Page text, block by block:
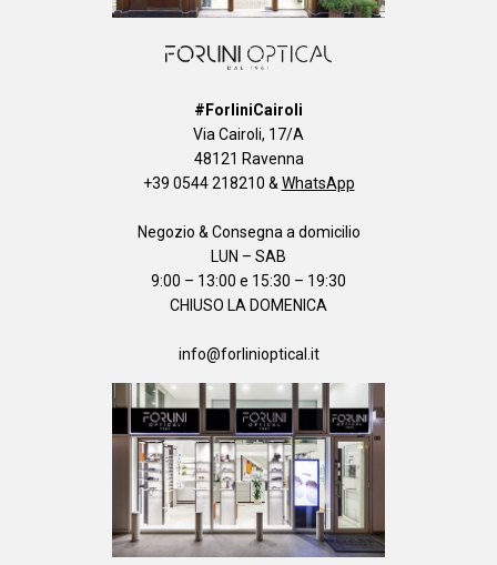
#ForliniCairoli
Via Cairoli, 17/A
48121 Ravenna
+39 0544 218210 & WhatsApp
Negozio & Consegna a domicilio
LUN – SAB
9:00 – 13:00 e 15:30 – 19:30
CHIUSO LA DOMENICA
info@forlinioptical.it